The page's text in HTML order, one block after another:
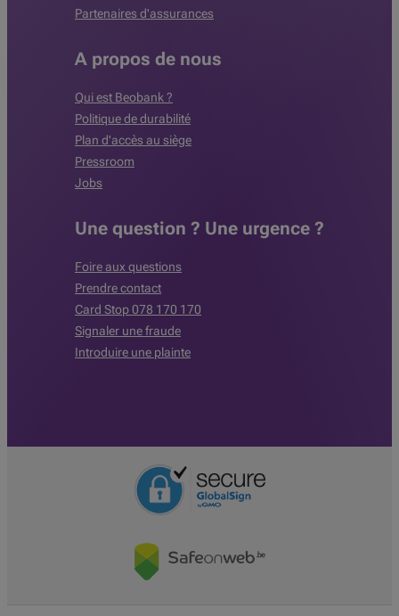
Partenaires d'assurances
A propos de nous
Qui est Beobank ?
Politique de durabilité
Plan d'accès au siège
Pressroom
Jobs
Une question ? Une urgence ?
Foire aux questions
Prendre contact
Card Stop 078 170 170
Signaler une fraude
Introduire une plainte